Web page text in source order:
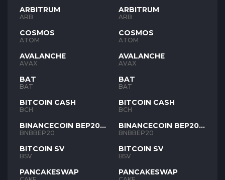
ARBITRUM
ARB
COSMOS
ATOM
AVALANCHE
AVAX
BAT
BAT
BITCOIN CASH
BCH
BINANCECOIN BEP20
BNB
BNBBEP20
BITCOIN SV
BSV
PANCAKESWAP
ARBITRUM
ARB
COSMOS
ATOM
AVALANCHE
AVAX
BAT
BAT
BITCOIN CASH
BCH
BINANCECOIN BEP20
BNB
BNBBEP20
BITCOIN SV
BSV
PANCAKESWAP